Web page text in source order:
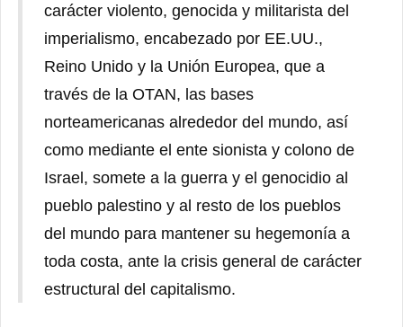
carácter violento, genocida y militarista del
imperialismo, encabezado por EE.UU.,
Reino Unido y la Unión Europea, que a
través de la OTAN, las bases
norteamericanas alrededor del mundo, así
como mediante el ente sionista y colono de
Israel, somete a la guerra y el genocidio al
pueblo palestino y al resto de los pueblos
del mundo para mantener su hegemonía a
toda costa, ante la crisis general de carácter
estructural del capitalismo.